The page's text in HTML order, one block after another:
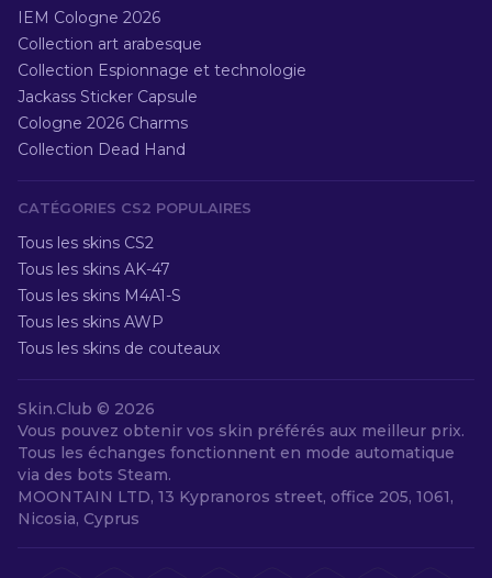
IEM Cologne 2026
Collection art arabesque
Collection Espionnage et technologie
Jackass Sticker Capsule
Cologne 2026 Charms
Collection Dead Hand
CATÉGORIES CS2 POPULAIRES
Tous les skins CS2
Tous les skins AK-47
Tous les skins M4A1-S
Tous les skins AWP
Tous les skins de couteaux
Skin.Club © 2026
Vous pouvez obtenir vos skin préférés aux meilleur prix.
Tous les échanges fonctionnent en mode automatique
via des bots Steam.
MOONTAIN LTD, 13 Kypranoros street, office 205, 1061,
Nicosia, Cyprus